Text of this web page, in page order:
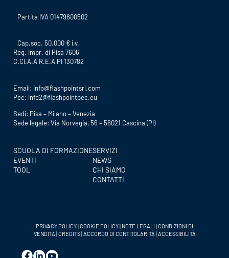
Partita IVA 01479600502
Cap.soc. 50.000 € i.v.
Reg. Impr. di Pisa 7606 –
C.CI.A.A R.E.A PI 130782
Email: info@flashpointsrl.com
Pec: info2@flashpointpec.eu
Sedi: Pisa – Milano – Venezia
Sede legale: Via Norvegia, 56 – 56021 Cascina (PI)
SCUOLA DI FORMAZIONE
EVENTI
TOOL
SERVIZI
NEWS
CHI SIAMO
CONTATTI
PRIVACY POLICY|COOKIE POLICY| NOTE LEGALI |CONDIZIONI DI
VENDITA |CREDITS|ACCORDO DI CONTITOLARITÀ |ACCESSIBILITÀ